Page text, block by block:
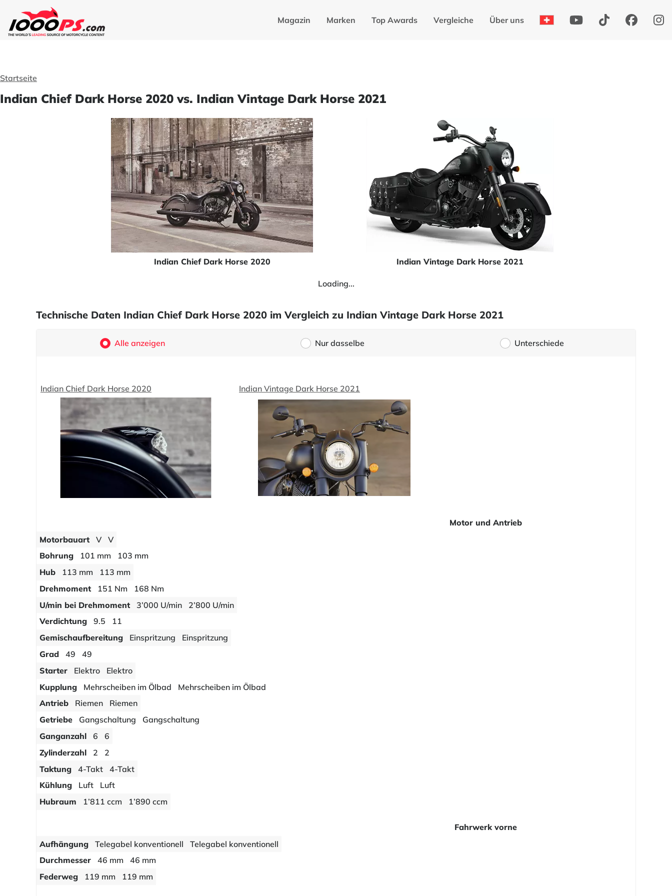
Magazin Marken Top Awards Vergleiche Über uns
Startseite
Indian Chief Dark Horse 2020 vs. Indian Vintage Dark Horse 2021
Indian Chief Dark Horse 2020 Indian Vintage Dark Horse 2021
Loading...
Technische Daten Indian Chief Dark Horse 2020 im Vergleich zu Indian Vintage Dark Horse 2021
Alle anzeigen Nur dasselbe Unterschiede
Indian Chief Dark Horse 2020 Indian Vintage Dark Horse 2021
Motor und Antrieb
Motorbauart
V
V
Bohrung
101 mm
103 mm
Hub
113 mm
113 mm
Drehmoment
151 Nm
168 Nm
U/min bei Drehmoment
3’000 U/min
2’800 U/min
Verdichtung
9.5
11
Gemischaufbereitung
Einspritzung
Einspritzung
Grad
49
49
Starter
Elektro
Elektro
Kupplung
Mehrscheiben im Ölbad
Mehrscheiben im Ölbad
Antrieb
Riemen
Riemen
Getriebe
Gangschaltung
Gangschaltung
Ganganzahl
6
6
Zylinderzahl
2
2
Taktung
4-Takt
4-Takt
Kühlung
Luft
Luft
Hubraum
1’811 ccm 1’890 ccm
Fahrwerk vorne
Aufhängung
Telegabel konventionell
Telegabel konventionell
Durchmesser
46 mm
46 mm
Federweg
119 mm 119 mm